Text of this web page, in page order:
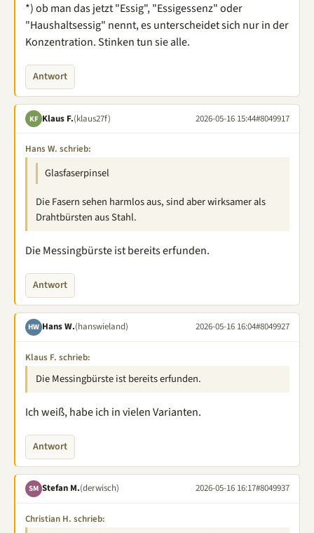
*) ob man das jetzt "Essig", "Essigessenz" oder
"Haushaltsessig" nennt, es unterscheidet sich nur in der
Konzentration. Stinken tun sie alle.
Antwort
KF Klaus F.(klaus27f) 2026-05-16 15:44#8049917
Hans W. schrieb:
Glasfaserpinsel
Die Fasern sehen harmlos aus, sind aber wirksamer als
Drahtbürsten aus Stahl.
Die Messingbürste ist bereits erfunden.
Antwort
HW Hans W.(hanswieland) 2026-05-16 16:04#8049927
Klaus F. schrieb:
Die Messingbürste ist bereits erfunden.
Ich weiß, habe ich in vielen Varianten.
Antwort
SM Stefan M.(derwisch) 2026-05-16 16:17#8049937
Christian H. schrieb: